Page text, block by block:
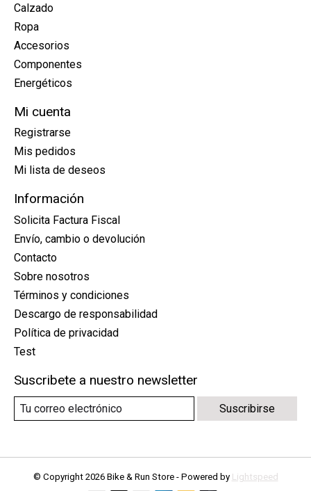
Calzado
Ropa
Accesorios
Componentes
Energéticos
Mi cuenta
Registrarse
Mis pedidos
Mi lista de deseos
Información
Solicita Factura Fiscal
Envío, cambio o devolución
Contacto
Sobre nosotros
Términos y condiciones
Descargo de responsabilidad
Política de privacidad
Test
Suscribete a nuestro newsletter
Suscribirse
© Copyright 2026 Bike & Run Store - Powered by Lightspeed